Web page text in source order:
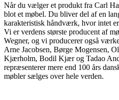
Når du vælger et produkt fra Carl
blot et møbel. Du bliver del af en
karakteristisk håndværk, hvor intet
Vi er verdens største producent af
Wegner, og vi producerer også
Arne Jacobsen, Børge Mogensen,
Kjærholm, Bodil Kjær og Tadao
repræsenterer mere end 100 års
møbler sælges over hele verden.